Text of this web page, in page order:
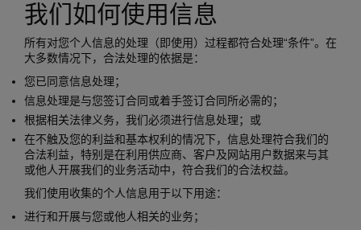
我们如何使用信息
所有对您个人信息的处理（即使用）过程都符合处理“条件”。在
大多数情况下，合法处理的依据是：
您已同意信息处理；
信息处理是与您签订合同或着手签订合同所必需的；
根据相关法律义务，我们必须进行信息处理；或
在不触及您的利益和基本权利的情况下，信息处理符合我们的
合法利益，特别是在利用供应商、客户及网站用户数据来与其
或他人开展我们的业务活动中，符合我们的合法权益。
我们使用收集的个人信息用于以下用途：
进行和开展与您或他人相关的业务；